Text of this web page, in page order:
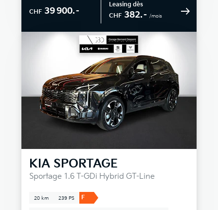
CHF 39 900.–
Leasing dès
CHF 382.– /mois
KIA SPORTAGE
Sportage 1.6 T-GDi Hybrid GT-Line
20 km 239 PS F